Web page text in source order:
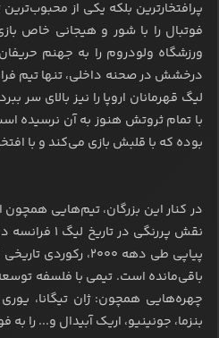
پرافتخارترین بلکه یکی از
فوتبال را با شور و هیجانی خاص
ورزشگاه ولودروم را به جهنم
درخشش در صحنه داخلی، تنها تیم
لیگ قهرمانان اروپا را نیز بالای سر
با تمام ثروتش هنوز به آن نرسیده
بوده که با قلبش بازی می‌کند و با
در کنار این بزرگان، تیم‌هایی همچون
پیاپی طی دهه ۲۰۰۰،
باقی‌مانده است. تیمی با فلسفه
چهره‌هایی همچون: ژان تیگانا،
بنزما، جونینیو، اریک آبیدال و... را